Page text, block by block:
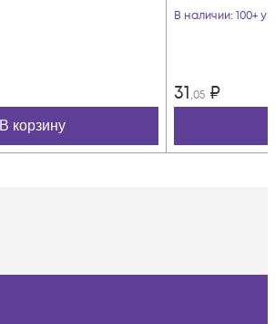
В корзину
В наличии: 100+ уп
31,05 ₽